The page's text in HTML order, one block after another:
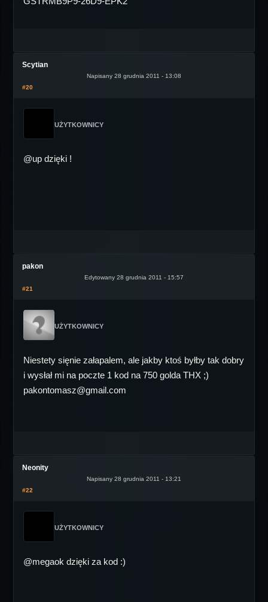
Scytian
Napisany 28 grudnia 2011 - 13:08
#20
UŻYTKOWNICY
@up dzięki !
pakon
Edytowany 28 grudnia 2011 - 15:57
#21
UŻYTKOWNICY
Niestety sięnie załapalem, ale jakby ktoś byłby tak dobry
i wysłał mi na poczte 1 kod na 750 golda THX ;)
pakontomasz@gmail.com
Neonity
Napisany 28 grudnia 2011 - 13:21
#22
UŻYTKOWNICY
@megaok dzięki za kod :)